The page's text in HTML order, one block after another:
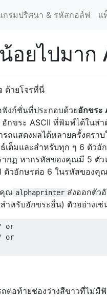
กรมปริศนา & รหัสกอล์ฟ แ
อยไปมาก
ด้ายโจรที่นี่
งก์ชั่นที่ประกอบด้วยอักขระ
กขระ ASCII ที่พิมพ์ได้ในล
รถแสดงผลได้หลายครั้งตร
เต็มและสำหรับทุก ๆ 6 ตัว
กฏ หากรหัสของคุณมี 5 ตัว
1 ตัวอักษรต่อ 6 ในรหัสของคุ
คุณ alphaprinter ส่งออกตัว
ำหรับอักขระอื่น) ตัวอย่างเช่
or
or
ต่อท้ายช่องว่างสีขาวที่ไม่มี